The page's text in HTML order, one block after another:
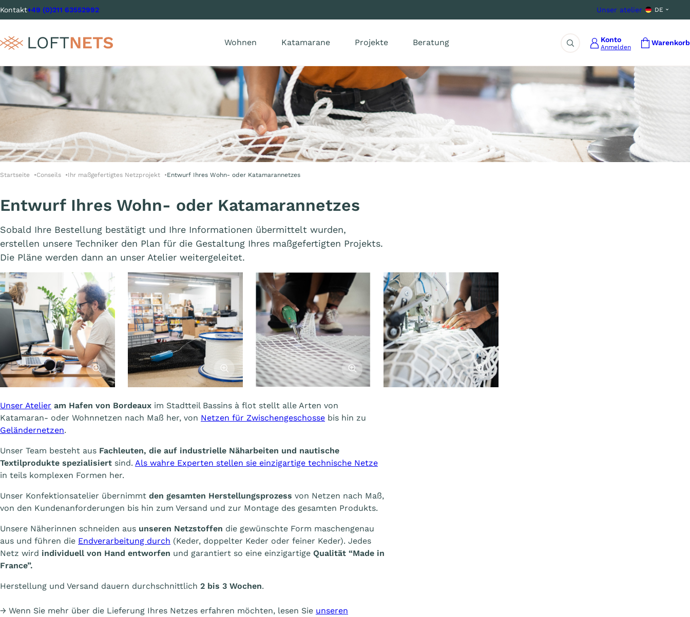
Kontakt+49 (0)211 63552992 Unser atelier DE
Wohnen Katamarane Projekte Beratung
Suche
Konto
Anmelden
Warenkorb
Startseite Conseils Ihr maßgefertigtes Netzprojekt Entwurf Ihres Wohn- oder Katamarannetzes
Entwurf Ihres Wohn- oder Katamarannetzes
Sobald Ihre Bestellung bestätigt und Ihre Informationen übermittelt wurden,
erstellen unsere Techniker den Plan für die Gestaltung Ihres maßgefertigten Projekts.
Die Pläne werden dann an unser Atelier weitergeleitet.
Afficher l'image Afficher l'image Afficher l'image Afficher l'image
Unser Atelier am Hafen von Bordeaux im Stadtteil Bassins à flot stellt alle Arten von
Katamaran- oder Wohnnetzen nach Maß her, von Netzen für Zwischengeschosse bis hin zu
Geländernetzen.
Unser Team besteht aus Fachleuten, die auf industrielle Näharbeiten und nautische
Textilprodukte spezialisiert sind. Als wahre Experten stellen sie einzigartige technische Netze
in teils komplexen Formen her.
Unser Konfektionsatelier übernimmt den gesamten Herstellungsprozess von Netzen nach Maß,
von den Kundenanforderungen bis hin zum Versand und zur Montage des gesamten Produkts.
Unsere Näherinnen schneiden aus unseren Netzstoffen die gewünschte Form maschengenau
aus und führen die Endverarbeitung durch (Keder, doppelter Keder oder feiner Keder). Jedes
Netz wird individuell von Hand entworfen und garantiert so eine einzigartige Qualität “Made in
France”.
Herstellung und Versand dauern durchschnittlich 2 bis 3 Wochen.
→ Wenn Sie mehr über die Lieferung Ihres Netzes erfahren möchten, lesen Sie unseren